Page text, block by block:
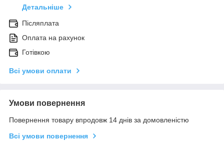
Детальніше
Післяплата
Оплата на рахунок
Готівкою
Всі умови оплати
Умови повернення
Повернення товару впродовж 14 днів за домовленістю
Всі умови повернення